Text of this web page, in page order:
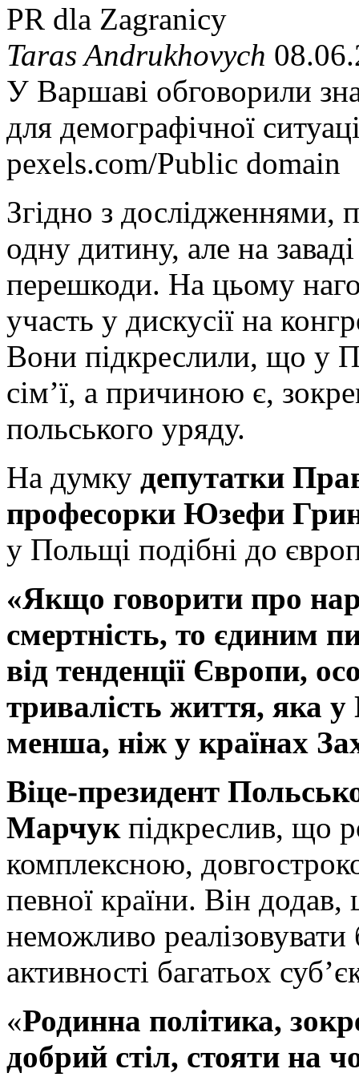
PR dla Zagranicy
Taras Andrukhovych
У Варшаві обговорили
для демографічної
pexels.com/Public domain
Згідно з дослідженнями,
одну дитину, але на
перешкоди. На цьому
участь у дискусії на
Вони підкреслили, що у
сім’ї, а причиною є,
польського уряду.
На думку депутатки
професорки Юзефи
у Польщі подібні до
«Якщо говорити про
смертність, то єдиним
від тенденції Європи,
тривалість життя, яка
менша, ніж у країнах
Віце-президент
Марчукпідкреслив, що
комплексною,
певної країни. Він
неможливо реалізовувати
активності багатьох
«Родинна політика,
добрий стіл, стояти на